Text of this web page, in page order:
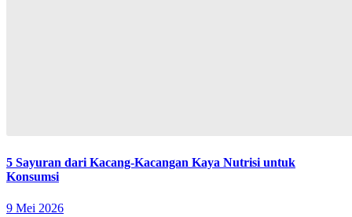
5 Sayuran dari Kacang-Kacangan Kaya Nutrisi untuk
Konsumsi
9 Mei 2026